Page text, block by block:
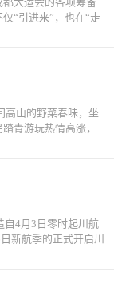
“引进来”，也在“走
高山的野菜春味，坐
青游玩热情高涨，
自4月3日零时起川航
新航季的正式开启川